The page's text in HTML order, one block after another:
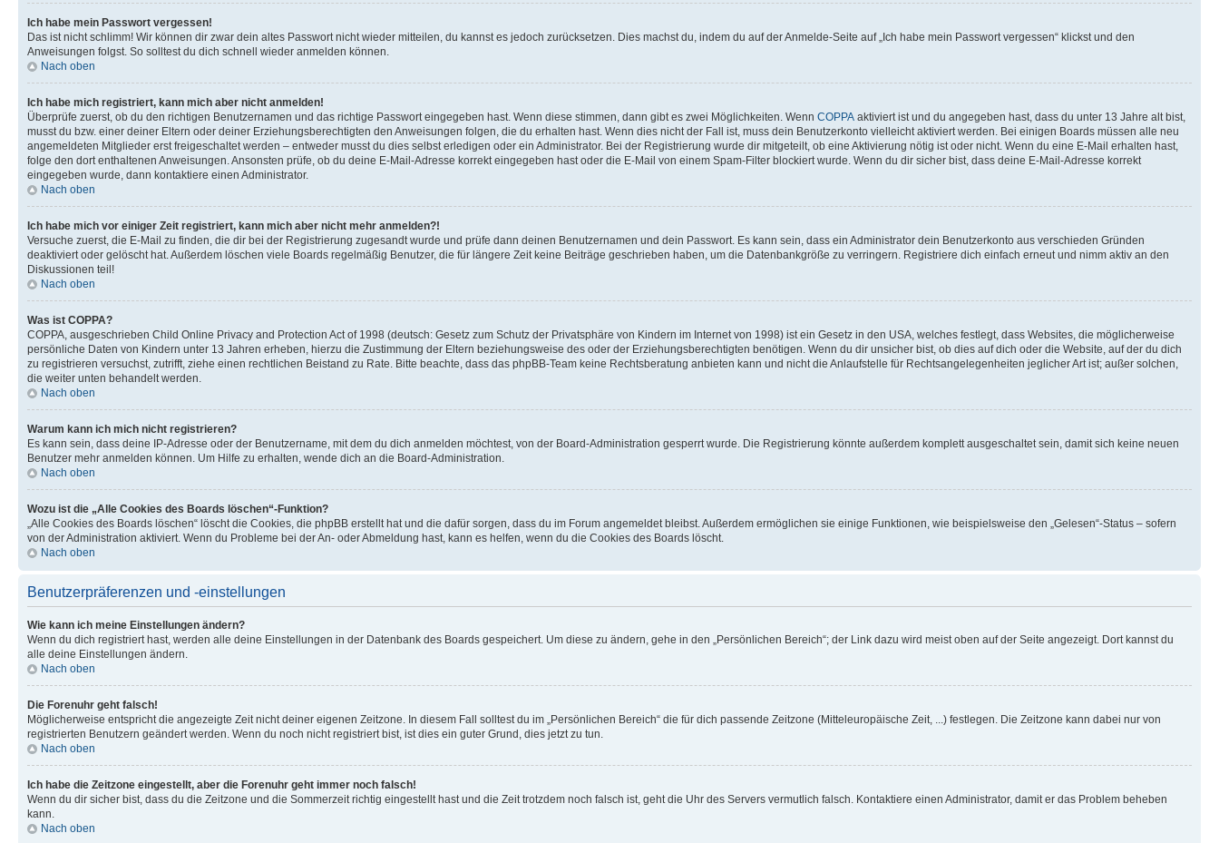
Ich habe mein Passwort vergessen!
Das ist nicht schlimm! Wir können dir zwar dein altes Passwort nicht wieder mitteilen, du kannst es jedoch zurücksetzen. Dies machst du, indem du auf der Anmelde-Seite auf „Ich habe mein Passwort vergessen“ klickst und den
Anweisungen folgst. So solltest du dich schnell wieder anmelden können.
Nach oben
Ich habe mich registriert, kann mich aber nicht anmelden!
Überprüfe zuerst, ob du den richtigen Benutzernamen und das richtige Passwort eingegeben hast. Wenn diese stimmen, dann gibt es zwei Möglichkeiten. Wenn COPPA aktiviert ist und du angegeben hast, dass du unter 13 Jahre alt bist,
musst du bzw. einer deiner Eltern oder deiner Erziehungsberechtigten den Anweisungen folgen, die du erhalten hast. Wenn dies nicht der Fall ist, muss dein Benutzerkonto vielleicht aktiviert werden. Bei einigen Boards müssen alle neu
angemeldeten Mitglieder erst freigeschaltet werden – entweder musst du dies selbst erledigen oder ein Administrator. Bei der Registrierung wurde dir mitgeteilt, ob eine Aktivierung nötig ist oder nicht. Wenn du eine E-Mail erhalten hast,
folge den dort enthaltenen Anweisungen. Ansonsten prüfe, ob du deine E-Mail-Adresse korrekt eingegeben hast oder die E-Mail von einem Spam-Filter blockiert wurde. Wenn du dir sicher bist, dass deine E-Mail-Adresse korrekt
eingegeben wurde, dann kontaktiere einen Administrator.
Nach oben
Ich habe mich vor einiger Zeit registriert, kann mich aber nicht mehr anmelden?!
Versuche zuerst, die E-Mail zu finden, die dir bei der Registrierung zugesandt wurde und prüfe dann deinen Benutzernamen und dein Passwort. Es kann sein, dass ein Administrator dein Benutzerkonto aus verschieden Gründen
deaktiviert oder gelöscht hat. Außerdem löschen viele Boards regelmäßig Benutzer, die für längere Zeit keine Beiträge geschrieben haben, um die Datenbankgröße zu verringern. Registriere dich einfach erneut und nimm aktiv an den
Diskussionen teil!
Nach oben
Was ist COPPA?
COPPA, ausgeschrieben Child Online Privacy and Protection Act of 1998 (deutsch: Gesetz zum Schutz der Privatsphäre von Kindern im Internet von 1998) ist ein Gesetz in den USA, welches festlegt, dass Websites, die möglicherweise
persönliche Daten von Kindern unter 13 Jahren erheben, hierzu die Zustimmung der Eltern beziehungsweise des oder der Erziehungsberechtigten benötigen. Wenn du dir unsicher bist, ob dies auf dich oder die Website, auf der du dich
zu registrieren versuchst, zutrifft, ziehe einen rechtlichen Beistand zu Rate. Bitte beachte, dass das phpBB-Team keine Rechtsberatung anbieten kann und nicht die Anlaufstelle für Rechtsangelegenheiten jeglicher Art ist; außer solchen,
die weiter unten behandelt werden.
Nach oben
Warum kann ich mich nicht registrieren?
Es kann sein, dass deine IP-Adresse oder der Benutzername, mit dem du dich anmelden möchtest, von der Board-Administration gesperrt wurde. Die Registrierung könnte außerdem komplett ausgeschaltet sein, damit sich keine neuen
Benutzer mehr anmelden können. Um Hilfe zu erhalten, wende dich an die Board-Administration.
Nach oben
Wozu ist die „Alle Cookies des Boards löschen“-Funktion?
„Alle Cookies des Boards löschen“ löscht die Cookies, die phpBB erstellt hat und die dafür sorgen, dass du im Forum angemeldet bleibst. Außerdem ermöglichen sie einige Funktionen, wie beispielsweise den „Gelesen“-Status – sofern
von der Administration aktiviert. Wenn du Probleme bei der An- oder Abmeldung hast, kann es helfen, wenn du die Cookies des Boards löscht.
Nach oben
Benutzerpräferenzen und -einstellungen
Wie kann ich meine Einstellungen ändern?
Wenn du dich registriert hast, werden alle deine Einstellungen in der Datenbank des Boards gespeichert. Um diese zu ändern, gehe in den „Persönlichen Bereich“; der Link dazu wird meist oben auf der Seite angezeigt. Dort kannst du
alle deine Einstellungen ändern.
Nach oben
Die Forenuhr geht falsch!
Möglicherweise entspricht die angezeigte Zeit nicht deiner eigenen Zeitzone. In diesem Fall solltest du im „Persönlichen Bereich“ die für dich passende Zeitzone (Mitteleuropäische Zeit, ...) festlegen. Die Zeitzone kann dabei nur von
registrierten Benutzern geändert werden. Wenn du noch nicht registriert bist, ist dies ein guter Grund, dies jetzt zu tun.
Nach oben
Ich habe die Zeitzone eingestellt, aber die Forenuhr geht immer noch falsch!
Wenn du dir sicher bist, dass du die Zeitzone und die Sommerzeit richtig eingestellt hast und die Zeit trotzdem noch falsch ist, geht die Uhr des Servers vermutlich falsch. Kontaktiere einen Administrator, damit er das Problem beheben
kann.
Nach oben